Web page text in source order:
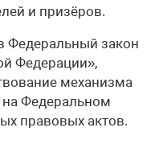
и призёров.
Федеральный закон
Федерации»,
механизма
на Федеральном
правовых актов.